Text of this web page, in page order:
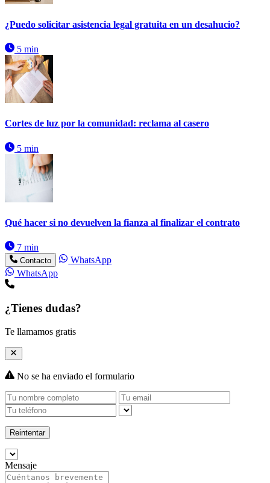
¿Puedo solicitar asistencia legal gratuita en un desahucio?
5 min
Cortes de luz por la comunidad: reclama al casero
5 min
Qué hacer si no devuelven la fianza al finalizar el contrato
7 min
Contacto
WhatsApp
WhatsApp
¿Tienes dudas?
Te llamamos gratis
No se ha enviado el formulario
Reintentar
Mensaje